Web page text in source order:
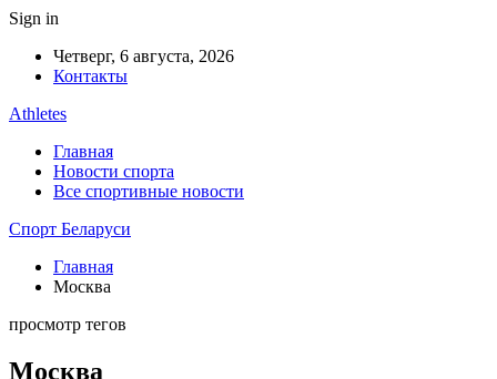
Sign in
Четверг, 6 августа, 2026
Контакты
Athletes
Главная
Новости спорта
Все спортивные новости
Спорт Беларуси
Главная
Москва
просмотр тегов
Москва